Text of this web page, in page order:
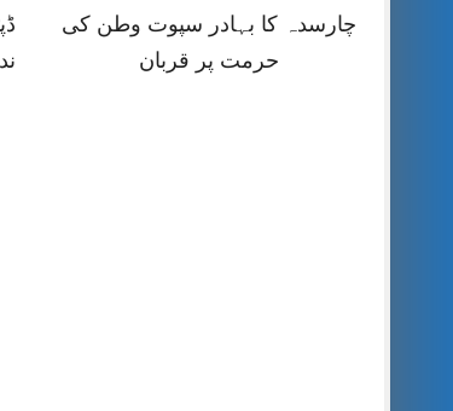
چارسدہ کا بہادر سپوت وطن کی
حرمت پر قربان